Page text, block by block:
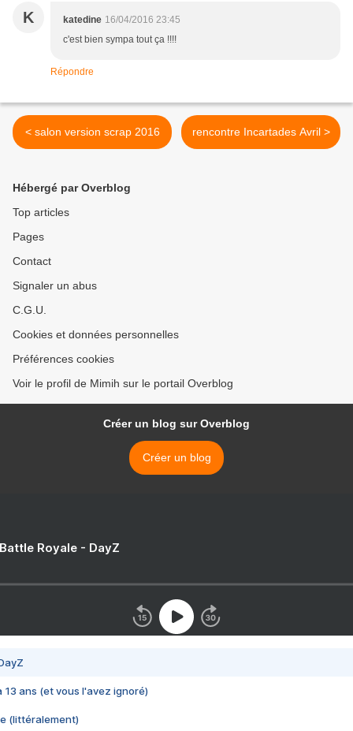
K katedine 16/04/2016 23:45
c'est bien sympa tout ça !!!!
Répondre
< salon version scrap 2016 rencontre Incartades Avril >
Hébergé par Overblog
Top articles
Pages
Contact
Signaler un abus
C.G.U.
Cookies et données personnelles
Préférences cookies
Voir le profil de Mimih sur le portail Overblog
Créer un blog sur Overblog
Créer un blog
Royale - DayZ
13 ans (et vous l'avez ignoré)
(littéralement)